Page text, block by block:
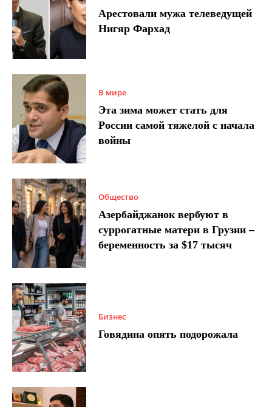
Арестовали мужа телеведущей
Нигяр Фархад
В мире
Эта зима может стать для
России самой тяжелой с начала
войны
Общество
Азербайджанок вербуют в
суррогатные матери в Грузии –
беременность за $17 тысяч
Бизнес
Говядина опять подорожала